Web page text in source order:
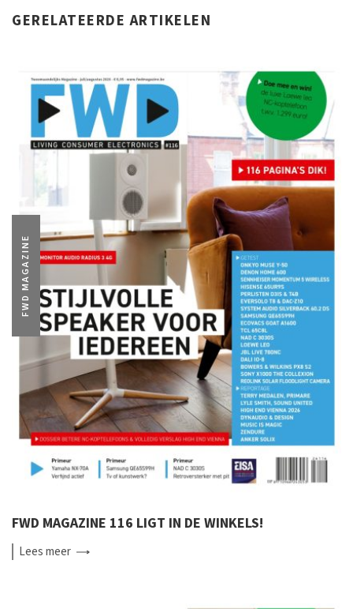
GERELATEERDE ARTIKELEN
FWD MAGAZINE
FWD MAGAZINE 116 LIGT IN DE WINKELS!
Leesmeer